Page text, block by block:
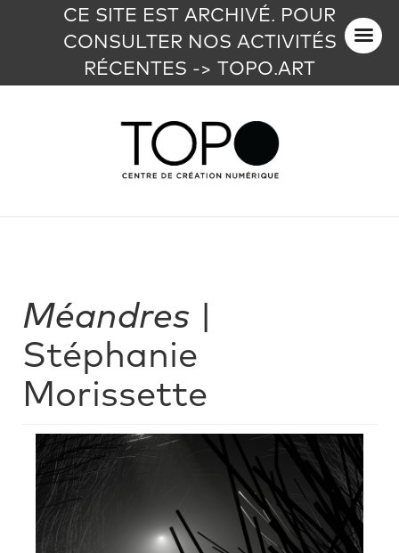
CE SITE EST ARCHIVÉ. POUR
CONSULTER NOS ACTIVITÉS
RÉCENTES -> TOPO.ART
Méandres
Stéphanie
Morissette